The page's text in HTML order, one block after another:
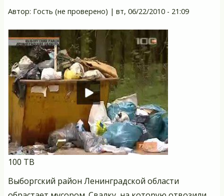
Автор: Гость (не проверено) | вт, 06/22/2010 - 21:09
100 ТВ
Выборгский район Ленинградской области